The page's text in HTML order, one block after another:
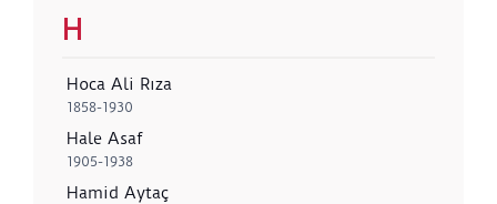
H
Hoca Ali Rıza
1858-1930
Hale Asaf
1905-1938
Hamid Aytaç